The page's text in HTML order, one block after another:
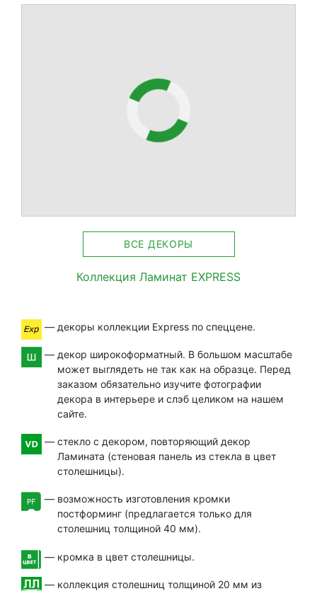
ВСЕ ДЕКОРЫ
Коллекция Ламинат EXPRESS
— декоры коллекции Express по спеццене.
— декор широкоформатный. В большом масштабе
может выглядеть не так как на образце. Перед
заказом обязательно изучите фотографии
декора в интерьере и слэб целиком на нашем
сайте.
— стекло с декором, повторяющий декор
Ламината (стеновая панель из стекла в цвет
столешницы).
— возможность изготовления кромки
постформинг (предлагается только для
столешниц толщиной 40 мм).
— кромка в цвет столешницы.
— коллекция столешниц толщиной 20 мм из